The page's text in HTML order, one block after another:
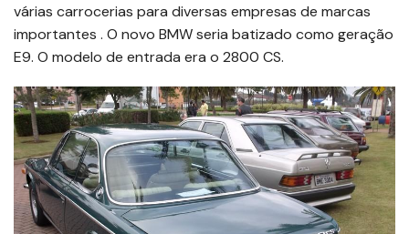
várias carrocerias para diversas empresas de marcas
importantes . O novo BMW seria batizado como geração
E9. O modelo de entrada era o 2800 CS.